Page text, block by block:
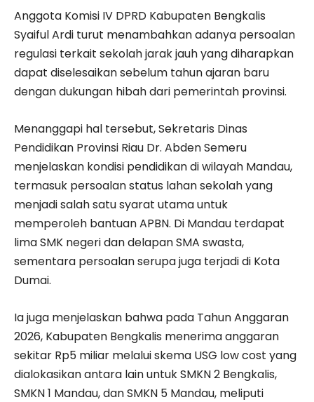
Anggota Komisi IV DPRD Kabupaten Bengkalis
Syaiful Ardi turut menambahkan adanya persoalan
regulasi terkait sekolah jarak jauh yang diharapkan
dapat diselesaikan sebelum tahun ajaran baru
dengan dukungan hibah dari pemerintah provinsi.
Menanggapi hal tersebut, Sekretaris Dinas
Pendidikan Provinsi Riau Dr. Abden Semeru
menjelaskan kondisi pendidikan di wilayah Mandau,
termasuk persoalan status lahan sekolah yang
menjadi salah satu syarat utama untuk
memperoleh bantuan APBN. Di Mandau terdapat
lima SMK negeri dan delapan SMA swasta,
sementara persoalan serupa juga terjadi di Kota
Dumai.
Ia juga menjelaskan bahwa pada Tahun Anggaran
2026, Kabupaten Bengkalis menerima anggaran
sekitar Rp5 miliar melalui skema USG low cost yang
dialokasikan antara lain untuk SMKN 2 Bengkalis,
SMKN 1 Mandau, dan SMKN 5 Mandau, meliputi